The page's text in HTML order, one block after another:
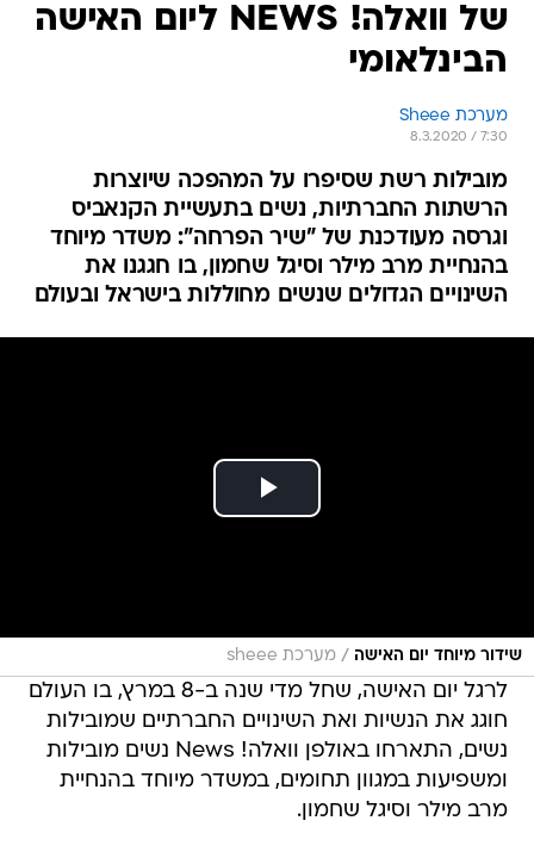
של וואלה! NEWS ליום האישה
הבינלאומי
מערכת Sheee
8.3.2020 / 7:30
מובילות רשת שסיפרו על המהפכה שיוצרות
הרשתות החברתיות, נשים בתעשיית הקנאביס
וגרסה מעודכנת של "שיר הפרחה": משדר מיוחד
בהנחיית מרב מילר וסיגל שחמון, בו חגגנו את
השינויים הגדולים שנשים מחוללות בישראל ובעולם
שידור מיוחד יום האישה / מערכת sheee
לרגל יום האישה, שחל מדי שנה ב-8 במרץ, בו העולם
חוגג את הנשיות ואת השינויים החברתיים שמובילות
נשים, התארחו באולפן וואלה! News נשים מובילות
ומשפיעות במגוון תחומים, במשדר מיוחד בהנחיית
מרב מילר וסיגל שחמון.